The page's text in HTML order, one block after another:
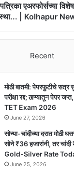
एअरफोर्सच्या विशेष
| Kolhapur
Recent
मोठी बातमी: पेपरफुटीचे सत्र
परीक्षा रद्द; ठाण्यातून पेपर
TET Exam 2026
June 27, 2026
सोन्या-चांदीच्या दरात मोठी
सोने ₹36 हजारांनी, तर
Gold-Silver Rate
June 25, 2026